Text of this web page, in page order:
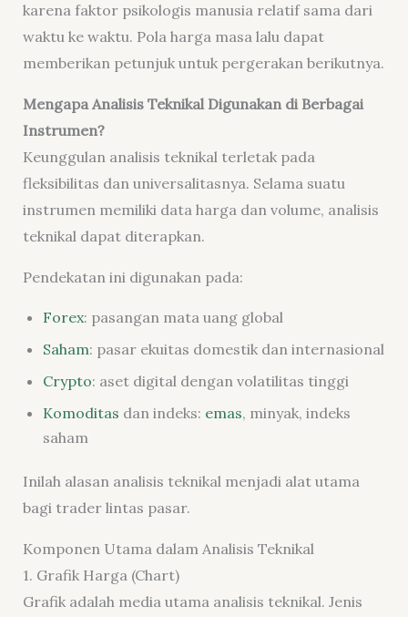
karena faktor psikologis manusia relatif sama dari
waktu ke waktu. Pola harga masa lalu dapat
memberikan petunjuk untuk pergerakan berikutnya.
Mengapa Analisis Teknikal Digunakan di Berbagai
Instrumen?
Keunggulan analisis teknikal terletak pada
fleksibilitas dan universalitasnya. Selama suatu
instrumen memiliki data harga dan volume, analisis
teknikal dapat diterapkan.
Pendekatan ini digunakan pada:
Forex: pasangan mata uang global
Saham: pasar ekuitas domestik dan internasional
Crypto: aset digital dengan volatilitas tinggi
Komoditas dan indeks: emas, minyak, indeks
saham
Inilah alasan analisis teknikal menjadi alat utama
bagi trader lintas pasar.
Komponen Utama dalam Analisis Teknikal
1. Grafik Harga (Chart)
Grafik adalah media utama analisis teknikal. Jenis